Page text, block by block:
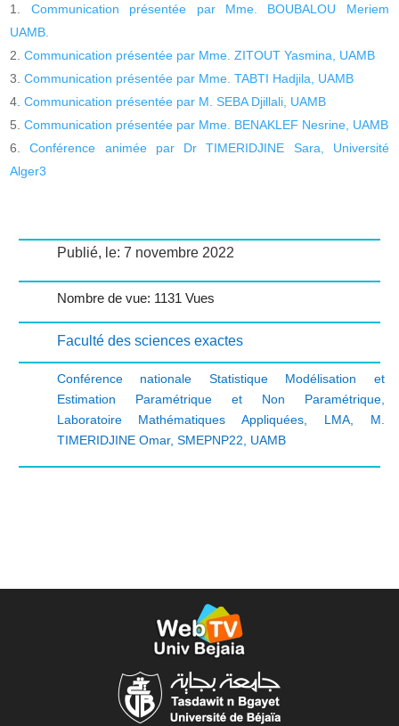
Communication présentée par Mme. BOUBALOU Meriem
UAMB.
Communication présentée par Mme. ZITOUT Yasmina, UAMB
Communication présentée par Mme. TABTI Hadjila, UAMB
Communication présentée par M. SEBA Djillali, UAMB
Communication présentée par Mme. BENAKLEF Nesrine, UAMB
Conférence animée par Dr TIMERIDJINE Sara, Université
Alger3
Publié, le: 7 novembre 2022
Nombre de vue: 1131 Vues
Faculté des sciences exactes
Conférence nationale Statistique Modélisation et
Estimation Paramétrique et Non Paramétrique,
Laboratoire Mathématiques Appliquées
LMA, M.
TIMERIDJINE Omar, SMEPNP22 UAMB